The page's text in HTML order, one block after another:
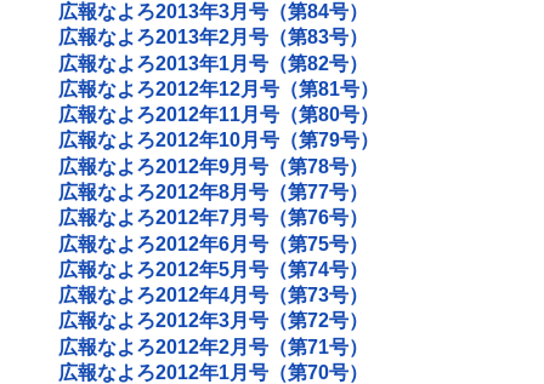
広報なよろ2013年3月号（第84号）
広報なよろ2013年2月号（第83号）
広報なよろ2013年1月号（第82号）
広報なよろ2012年12月号（第81号）
広報なよろ2012年11月号（第80号）
広報なよろ2012年10月号（第79号）
広報なよろ2012年9月号（第78号）
広報なよろ2012年8月号（第77号）
広報なよろ2012年7月号（第76号）
広報なよろ2012年6月号（第75号）
広報なよろ2012年5月号（第74号）
広報なよろ2012年4月号（第73号）
広報なよろ2012年3月号（第72号）
広報なよろ2012年2月号（第71号）
広報なよろ2012年1月号（第70号）